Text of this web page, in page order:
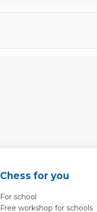
Chess for you
For school
Free workshop for schools